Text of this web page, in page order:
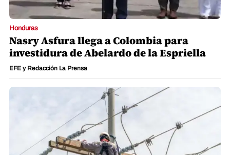
Honduras
Nasry Asfura llega a Colombia para
investidura de Abelardo de la Espriella
EFE y Redacción La Prensa